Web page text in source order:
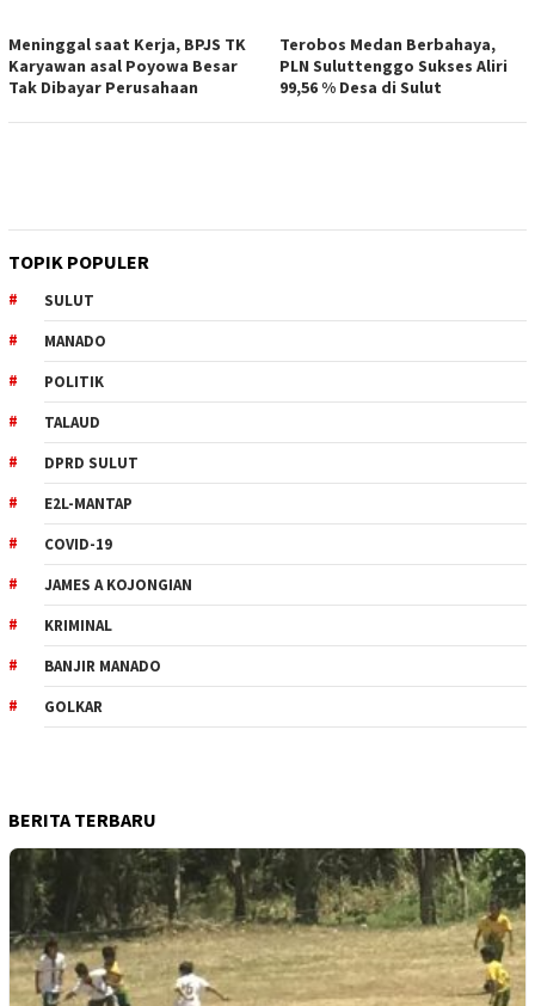
Meninggal saat Kerja, BPJS TK
Karyawan asal Poyowa Besar
Tak Dibayar Perusahaan
Terobos Medan Berbahaya,
PLN Suluttenggo Sukses Aliri
99,56 % Desa di Sulut
TOPIK POPULER
SULUT
MANADO
POLITIK
TALAUD
DPRD SULUT
E2L-MANTAP
COVID-19
JAMES A KOJONGIAN
KRIMINAL
BANJIR MANADO
GOLKAR
BERITA TERBARU